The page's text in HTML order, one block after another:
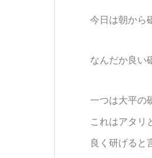
今日は朝から
なんだか良い
一つは大平の
これはアタリ
良く研げると